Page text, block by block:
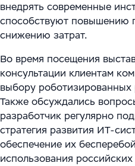
Интеллектуальная
международной
внедрять современные
способствуют повышению
снижению затрат.
Во время посещения
консультации клиентам
выбору роботизированных
Также обсуждались
разработчик регулярно
стратегия развития ИТ-
обеспечение их
использования